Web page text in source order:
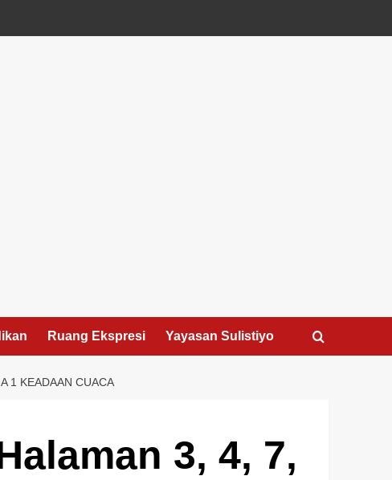
Ruang Ekspresi Yayasan Sulistiyo
1 KEADAAN CUACA
3, 4, 7,